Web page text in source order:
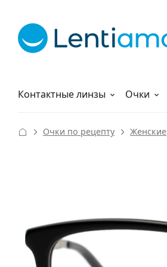
Контактные линзы
Растворы Очки
Как заказать
Очки по рецепту Женские